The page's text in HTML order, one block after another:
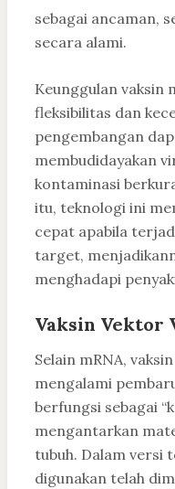
sebagai ancaman,
secara alami.
Keunggulan vaksin
fleksibilitas dan
pengembangan
membudidayakan
kontaminasi
itu, teknologi ini
cepat apabila
target,
menghadapi
Vaksin Vektor
Selain mRNA,
mengalami
berfungsi sebagai
mengantarkan
tubuh. Dalam versi
digunakan telah